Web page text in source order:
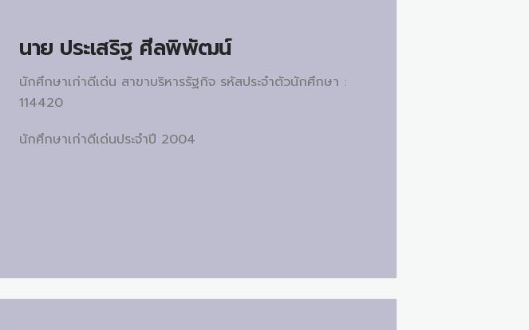
นาย ประเสริฐ ศีลพิพัฒน์
นักศึกษาเก่าดีเด่น สาขาบริหารรัฐกิจ รหัสประจำตัวนักศึกษา :
114420
นักศึกษาเก่าดีเด่นประจำปี 2004